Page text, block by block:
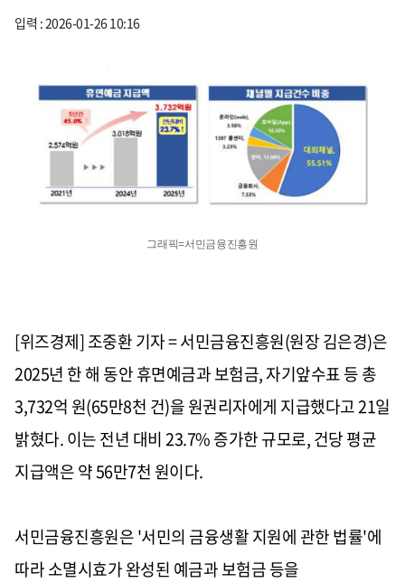
입력 : 2026-01-26 10:16
그래픽=서민금융진흥원
[위즈경제] 조중환 기자 = 서민금융진흥원(원장 김은경)은
2025년 한 해 동안 휴면예금과 보험금, 자기앞수표 등 총
3,732억 원(65만8천 건)을 원권리자에게 지급했다고 21일
밝혔다. 이는 전년 대비 23.7% 증가한 규모로, 건당 평균
지급액은 약 56만7천 원이다.
서민금융진흥원은 '서민의 금융생활 지원에 관한 법률'에
따라 소멸시효가 완성된 예금과 보험금 등을